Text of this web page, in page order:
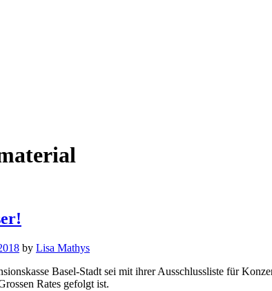
by Lisa Mathys
Basel-Stadt sei mit ihrer Ausschlussliste für
Rates gefolgt ist.